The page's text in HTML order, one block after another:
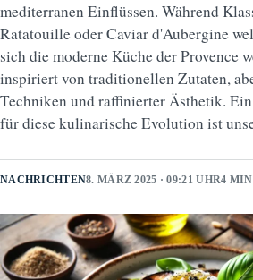
mediterranen Einflüssen. Während
Ratatouille oder Caviar d'Aubergine
sich die moderne Küche der Provence
inspiriert von traditionellen Zutaten,
Techniken und raffinierter Ästhetik.
für diese kulinarische Evolution ist
NACHRICHTEN8. MÄRZ 2025 · 09:21 UHR4